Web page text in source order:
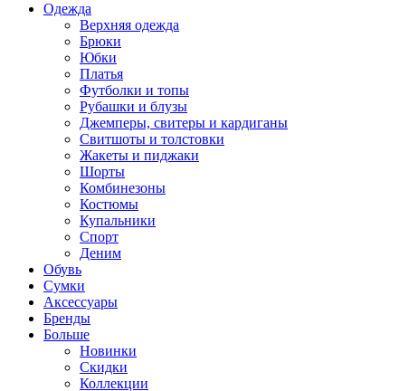
Одежда
Верхняя одежда
Брюки
Юбки
Платья
Футболки и топы
Рубашки и блузы
Джемперы, свитеры и кардиганы
Свитшоты и толстовки
Жакеты и пиджаки
Шорты
Комбинезоны
Костюмы
Купальники
Спорт
Деним
Обувь
Сумки
Аксессуары
Бренды
Больше
Новинки
Скидки
Коллекции